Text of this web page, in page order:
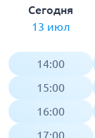
Сегодня
13 июл
14:00
15:00
16:00
17:00